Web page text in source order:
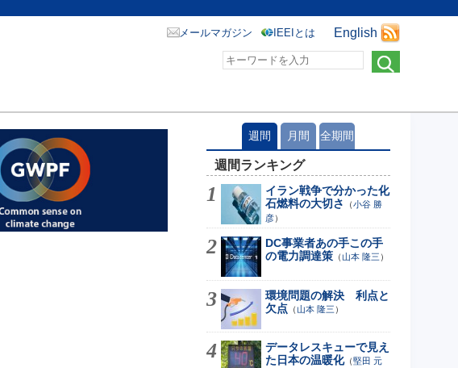
English
メールマガジン IEEIとは
週間 月間 全期間
週間ランキング
イラン戦争で分かった化
石燃料の大切さ
（小谷 勝
彦）
DC事業者あの手この手
の電力調達策 （山本 隆三 ）
環境問題の解決 利点と
欠点 （山本 隆三 ）
データレスキューで見え
た日本の温暖化（堅田 元